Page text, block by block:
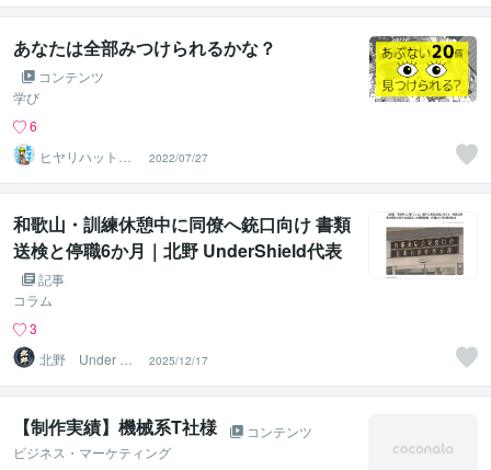
あなたは全部みつけられるかな？
コンテンツ
学び
6
ヒヤリハット危
険予知イラスト
屋
2022/07/27
和歌山・訓練休憩中に同僚へ銃口向け 書類
送検と停職6か月｜北野 UnderShield代表
の見解
記事
コラム
3
北野 Under Shi
eld代表
2025/12/17
【制作実績】機械系T社様
コンテンツ
ビジネス・マーケティング